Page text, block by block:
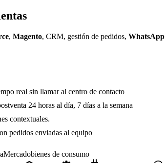
, Magento, CRM, gestión de pedidos, WhatsApp
real sin llamar al centro de contacto
24 horas al día, 7 días a la semana
contextuales.
pedidos enviadas al equipo
Mercadobienes de consumo